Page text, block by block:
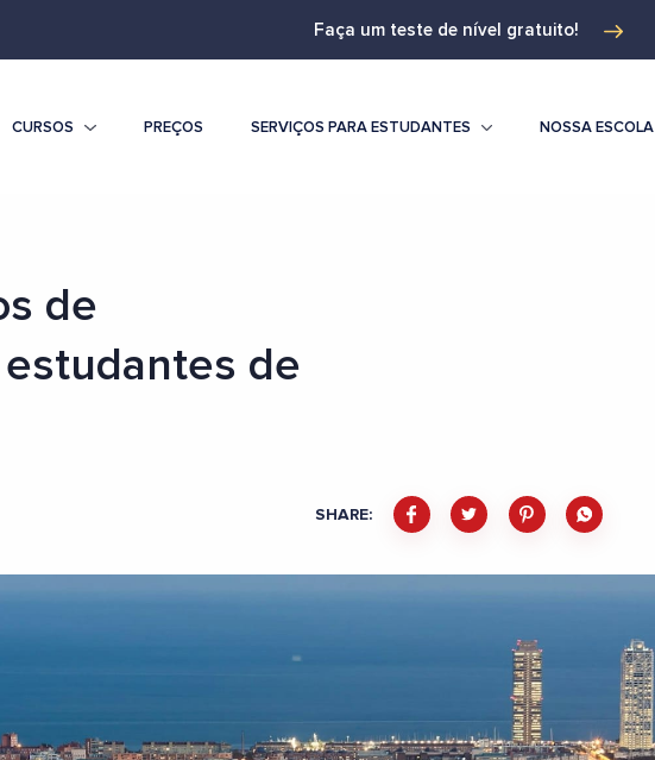
Faça um teste de nível gratuito!
CURSOS PREÇOS SERVIÇOS PARA ESTUDANTES NOSSA ESCOLA
de
de
SHARE: